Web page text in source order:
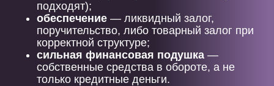
подходят);
обеспечение — ликвидный залог,
поручительство, либо товарный залог при
корректной структуре;
сильная финансовая подушка —
собственные средства в обороте, а не
только кредитные деньги.